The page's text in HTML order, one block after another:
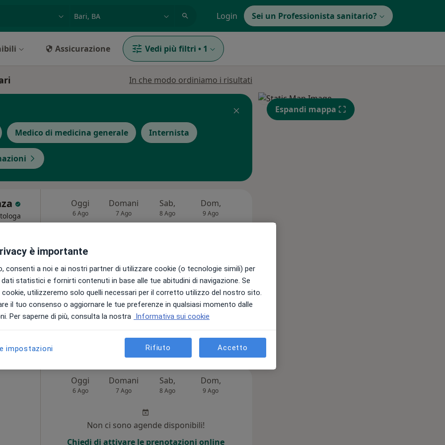
Login Sei un Professionista sanitario?
Assicurazione Vedi più filtri • 1
In che modo ordiniamo i risultati
Medico di medicina generale Internista
Oggi
6 Ago
Domani
7 Ago
Sab,
8 Ago
Dom,
9 Ago
Non ci sono agende disponibili!
Chiedi di attivare le prenotazioni online
Oggi
6 Ago
Domani
7 Ago
Sab,
8 Ago
Dom,
9 Ago
Non ci sono agende disponibili!
Chiedi di attivare le prenotazioni online
Espandi mappa
è importante
consenti a noi e ai nostri partner di utilizzare cookie (o tecnologie simili) per
statistici e fornirti contenuti in base alle tue abitudini di navigazione. Se
utilizzeremo solo quelli necessari per il corretto utilizzo del nostro sito.
il tuo consenso o aggiornare le tue preferenze in qualsiasi momento dalle
Per saperne di più, consulta la nostra Informativa sui cookie
impostazioni Rifiuto Accetto